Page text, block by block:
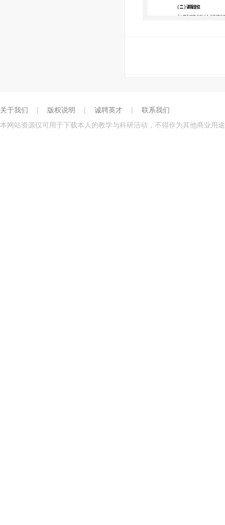
关于我们 | 版权说明 | 诚聘英才 |
联系我们
本网站资源仅可用于下载本人的教学与科研活动，不得作为其他商业用